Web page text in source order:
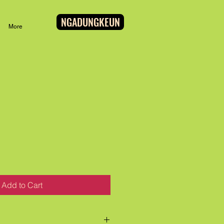
More NGADUNGKEUN
Add to Cart